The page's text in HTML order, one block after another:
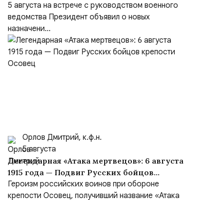
встрече с руководством Министерства
обороны и группировок войск
5 августа на встрече с руководством военного
ведомства Президент объявил о новых
назначени...
Орлов Дмитрий, к.ф.н.
5 августа
Легендарная «Атака мертвецов»: 6 августа
1915 года — Подвиг Русских бойцов
крепости Осовец
Героизм российских воинов при обороне
крепости Осовец, получивший название «Атака